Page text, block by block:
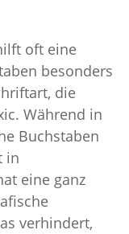
oft eine
besonders
die
Während in
Buchstaben
in
eine ganz
verhindert,